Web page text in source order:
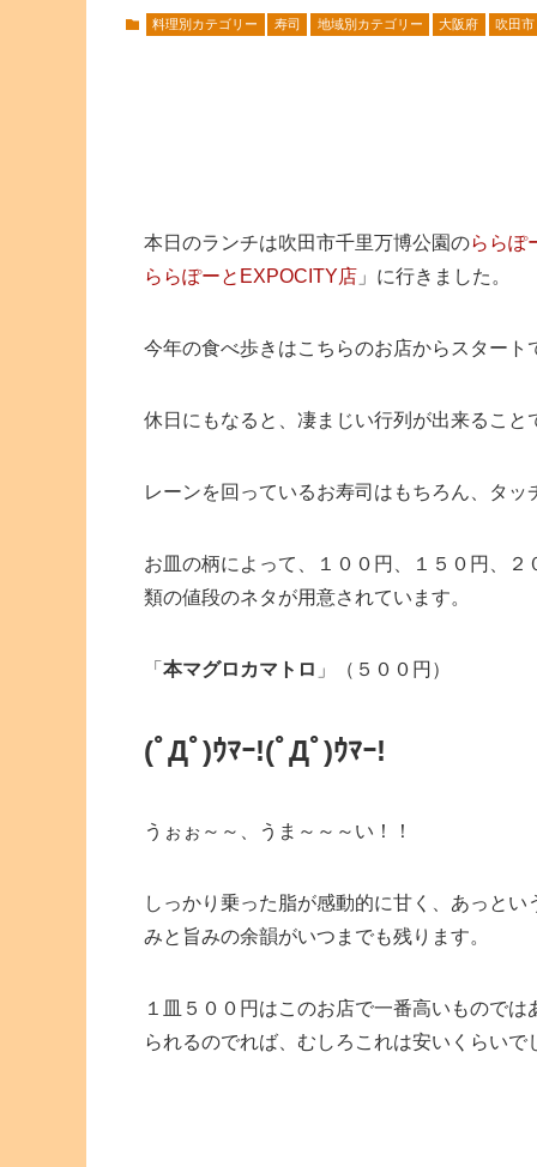
料理別カテゴリー 寿司 地域別カテゴリー 大阪府 吹田市
本日のランチは吹田市千里万博公園のららぽ
ららぽーとEXPOCITY店 」に行きました。
今年の食べ歩きはこちらのお店からスタート
休日にもなると、凄まじい行列が出来ること
レーンを回っているお寿司はもちろん、タッ
お皿の柄によって、１００円、１５０円、
類の値段のネタが用意されています。
「 本マグロカマトロ 」（５００円）
(ﾟДﾟ)ｳﾏｰ!(ﾟДﾟ)ｳﾏｰ!
うぉぉ～～、うま～～～い！！
しっかり乗った脂が感動的に甘く、あっと
みと旨みの余韻がいつまでも残ります。
１皿５００円はこのお店で一番高いもので
られるのでれば、むしろこれは安いくらいで